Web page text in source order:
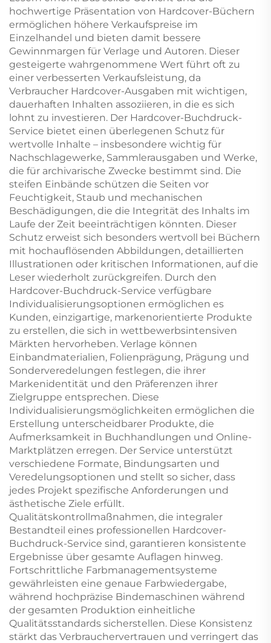
hochwertige Präsentation von Hardcover-Büchern
ermöglichen höhere Verkaufspreise im
Einzelhandel und bieten damit bessere
Gewinnmargen für Verlage und Autoren. Dieser
gesteigerte wahrgenommene Wert führt oft zu
einer verbesserten Verkaufsleistung, da
Verbraucher Hardcover-Ausgaben mit wichtigen,
dauerhaften Inhalten assoziieren, in die es sich
lohnt zu investieren. Der Hardcover-Buchdruck-
Service bietet einen überlegenen Schutz für
wertvolle Inhalte – insbesondere wichtig für
Nachschlagewerke, Sammlerausgaben und Werke,
die für archivarische Zwecke bestimmt sind. Die
steifen Einbände schützen die Seiten vor
Feuchtigkeit, Staub und mechanischen
Beschädigungen, die die Integrität des Inhalts im
Laufe der Zeit beeinträchtigen könnten. Dieser
Schutz erweist sich besonders wertvoll bei Büchern
mit hochauflösenden Abbildungen, detaillierten
Illustrationen oder kritischen Informationen, auf die
Leser wiederholt zurückgreifen. Durch den
Hardcover-Buchdruck-Service verfügbare
Individualisierungsoptionen ermöglichen es
Kunden, einzigartige, markenorientierte Produkte
zu erstellen, die sich in wettbewerbsintensiven
Märkten hervorheben. Verlage können
Einbandmaterialien, Folienprägung, Prägung und
Sonderveredelungen festlegen, die ihrer
Markenidentität und den Präferenzen ihrer
Zielgruppe entsprechen. Diese
Individualisierungsmöglichkeiten ermöglichen die
Erstellung unterscheidbarer Produkte, die
Aufmerksamkeit in Buchhandlungen und Online-
Marktplätzen erregen. Der Service unterstützt
verschiedene Formate, Bindungsarten und
Veredelungsoptionen und stellt so sicher, dass
jedes Projekt spezifische Anforderungen und
ästhetische Ziele erfüllt.
Qualitätskontrollmaßnahmen, die integraler
Bestandteil eines professionellen Hardcover-
Buchdruck-Service sind, garantieren konsistente
Ergebnisse über gesamte Auflagen hinweg.
Fortschrittliche Farbmanagementsysteme
gewährleisten eine genaue Farbwiedergabe,
während hochpräzise Bindemaschinen während
der gesamten Produktion einheitliche
Qualitätsstandards sicherstellen. Diese Konsistenz
stärkt das Verbrauchervertrauen und verringert das